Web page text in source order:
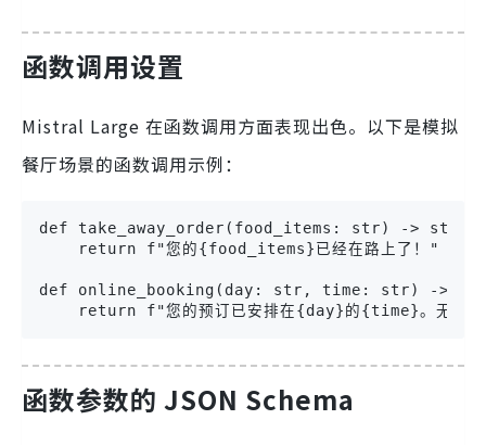
函数调用设置
Mistral Large 在函数调用方面表现出色。以下是模拟
餐厅场景的函数调用示例：
def take_away_order(food_items: str) -> str:
    return f"您的{food_items}已经在路上了！"
def online_booking(day: str, time: str) ->
return f"您的预订已安排在{day}的{time}。无需重
函数参数的 JSON Schema